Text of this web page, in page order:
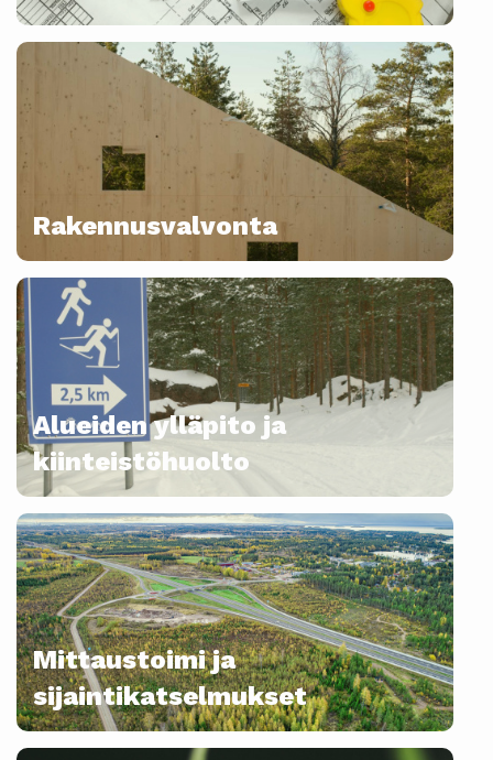
Rakennusvalvonta
Alueiden ylläpito ja
kiinteistöhuolto
Mittaustoimi ja
sijaintikatselmukset